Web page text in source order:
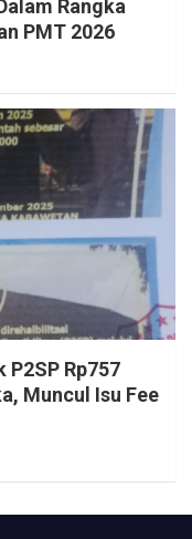
Rangka
PMT 2026
P2SP Rp757
Muncul Isu Fee